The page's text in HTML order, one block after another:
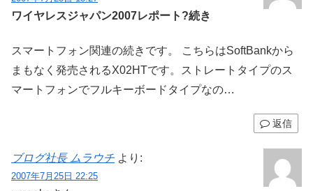
ワイヤレスジャパン2007レポート?続き
スマートフォン関連の続きです。 こちらはSoftBankから
まもなく発売されるX02HTです。ストレートタイプのス
マートフォンでフルキーボードタイプなの…
返信
ブログ社長 ムラウチ より:
2007年7月25日 22:25